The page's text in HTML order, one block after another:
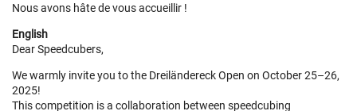
Nous avons hâte de vous accueillir !
English
Dear Speedcubers,
We warmly invite you to the Dreiländereck Open on October 25–26,
2025!
This competition is a collaboration between speedcubing